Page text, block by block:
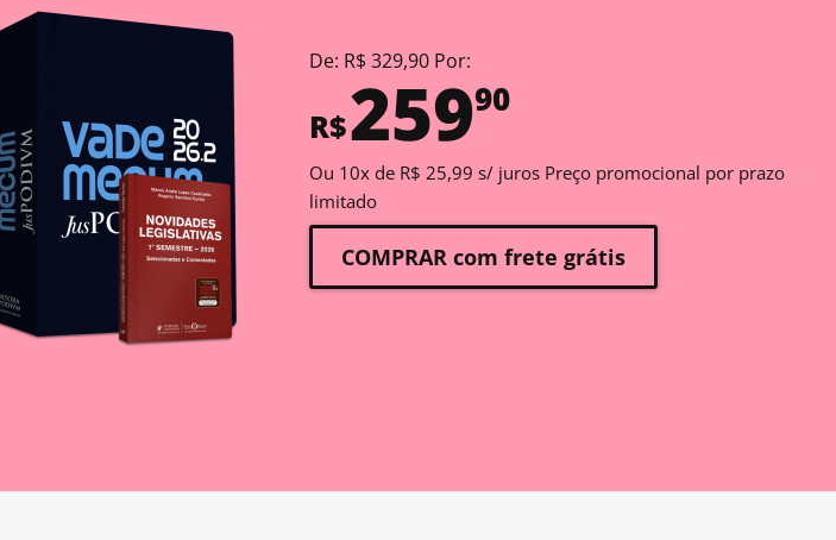
De: R$ 329,90 Por:
R$25990
Ou 10x de R$ 25,99 s/ juros Preço promocional por prazo
limitado
COMPRAR com frete grátis